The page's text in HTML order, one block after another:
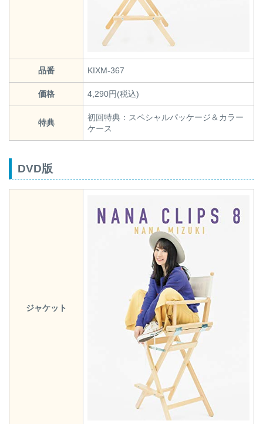
品番 KIXM-367
価格 4,290円(税込)
特典
初回特典：スペシャルパッケージ＆カラー
ケース
DVD版
ジャケット